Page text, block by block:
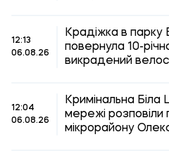
12:13
06.08.26
Крадіжка в парку
повернула 10-
викрадений
12:04
06.08.26
Кримінальна
мережі
мікрорайону